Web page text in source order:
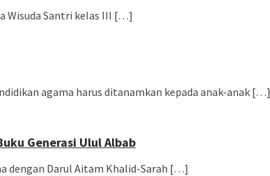
Wisuda Santri kelas III […]
agama harus ditanamkan kepada anak-anak […]
Generasi Ulul Albab
dengan Darul Aitam Khalid-Sarah […]